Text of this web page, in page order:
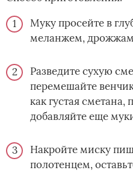
Муку просейте в
меланжем,
Разведите сухую
перемешайте
как густая
добавляйте еще
Накройте миску
полотенцем,